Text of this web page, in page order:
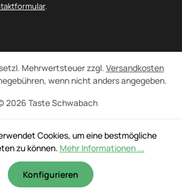
.
2026 Taste Schwabach
Mehrwertsteuer zzgl. Versandkosten
wenn nicht anders angegeben.
Cookies, um eine bestmögliche
zu können. Mehr Informationen ...
Konfigurieren